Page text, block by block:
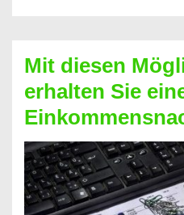
Mit diesen
erhalten Sie